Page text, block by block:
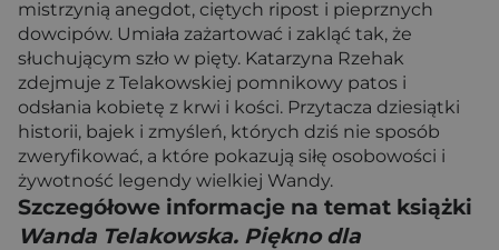
mistrzynią anegdot, ciętych ripost i pieprznych
dowcipów. Umiała zażartować i zakląć tak, że
słuchującym szło w pięty. Katarzyna Rzehak
zdejmuje z Telakowskiej pomnikowy patos i
odsłania kobietę z krwi i kości. Przytacza dziesiątki
historii, bajek i zmyśleń, których dziś nie sposób
zweryfikować, a które pokazują siłę osobowości i
żywotność legendy wielkiej Wandy.
Szczegółowe informacje na temat książki
Wanda Telakowska. Piękno dla